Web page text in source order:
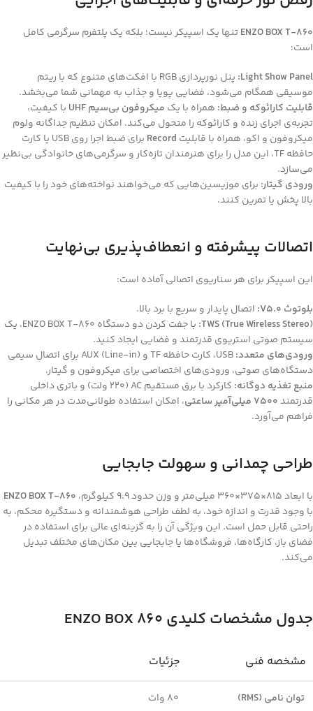
ENZO BOX T-860تنها یک اسپیکر نیست؛ بلکه یک پلتفرم سرگرمی کامل
است:
Light Show Panel:
پنل نورپردازی RGB با افکت‌های متنوع که با ریتم
موسیقی همگام می‌شود، فضایی پویا و جذاب به مهمانی شما می‌بخشد.
قابلیت کارائوکه و ضبط: همراه با یک میکروفون بی‌سیم UHF
با کیفیت،
تجربه‌ی اجرای زنده و کارائوکه را متحول می‌کند. امکان تنظیم جداگانه ولوم
میکروفون و اکو، همراه با قابلیت Record
برای ضبط اجرا روی USB یا کارت
حافظه TF، این مدل را برای هنرمندان تازه‌کار و سرگرمی‌های خانوادگی بی‌نظیر
می‌سازد.
ورودی گیتار: برای موزیسین‌هایی که می‌خواهند نواخته‌های خود را با کیفیت
بالا پخش یا تمرین کنند.
اتصالات پیشرفته و انعطاف‌پذیری بی‌نهایت
این اسپیکر برای هر سناریوی اتصالی آماده است:
بلوتوث V5.0:
اتصال پایدار و سریع با برد بالا.
TWS (True Wireless Stereo):
با جفت کردن دو دستگاه ENZO BOX T-860، یک
سیستم صوتی استریوی قدرتمند و فضایی ایجاد کنید.
ورودی‌های متعدد:
USB، کارت حافظه TF و AUX (Line-in) برای اتصال سیمی
دستگاه‌های صوتی، ورودی‌های اختصاصی برای میکروفون و گیتار.
منبع تغذیه دوگانه:
کارکرد با برق مستقیم AC (220 ولت) و باتری داخلی
قدرتمند7500 میلی‌آمپر ساعتی
، امکان استفاده طولانی‌مدت در هر مکانی را
فراهم می‌آورد.
طراحی چمدانی و سهولت جابجایی
با ابعاد 815×375×360 میلی‌متر و وزن حدود 9.9 کیلوگرم،
ENZO BOX T-860
با وجود قدرت و اندازه خود، به لطف طراحی هوشمندانه و دستگیره محکم، به
راحتی قابل حمل است. این ویژگی آن را به گزینه‌ای عالی برای استفاده در
فضای باز، کارگاه‌ها، فروشگاه‌ها یا جابجایی بین مکان‌های مختلف تبدیل
می‌کند.
جدول مشخصات کلیدی ENZO BOX 860
مشخصه فنی جزئیات
توان نامی (RMS) 80 وات